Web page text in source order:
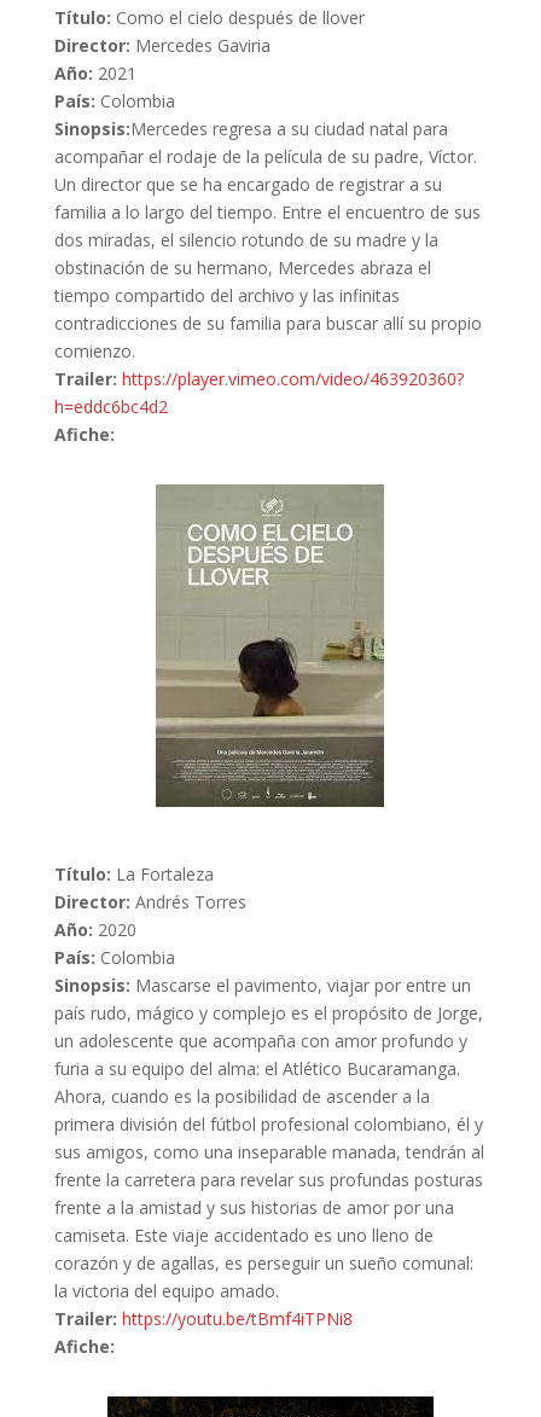
Título: Como el cielo después de llover
Director: Mercedes Gaviria
Año: 2021
País: Colombia
Sinopsis:Mercedes regresa a su ciudad natal para
acompañar el rodaje de la película de su padre, Víctor.
Un director que se ha encargado de registrar a su
familia a lo largo del tiempo. Entre el encuentro de sus
dos miradas, el silencio rotundo de su madre y la
obstinación de su hermano, Mercedes abraza el
tiempo compartido del archivo y las infinitas
contradicciones de su familia para buscar allí su propio
comienzo.
Trailer: https://player.vimeo.com/video/463920360?
h=eddc6bc4d2
Afiche:
Título: La Fortaleza
Director: Andrés Torres
Año: 2020
País: Colombia
Sinopsis: Mascarse el pavimento, viajar por entre un
país rudo, mágico y complejo es el propósito de Jorge,
un adolescente que acompaña con amor profundo y
furia a su equipo del alma: el Atlético Bucaramanga.
Ahora, cuando es la posibilidad de ascender a la
primera división del fútbol profesional colombiano, él y
sus amigos, como una inseparable manada, tendrán al
frente la carretera para revelar sus profundas posturas
frente a la amistad y sus historias de amor por una
camiseta. Este viaje accidentado es uno lleno de
corazón y de agallas, es perseguir un sueño comunal:
la victoria del equipo amado.
Trailer: https://youtu.be/tBmf4iTPNi8
Afiche: